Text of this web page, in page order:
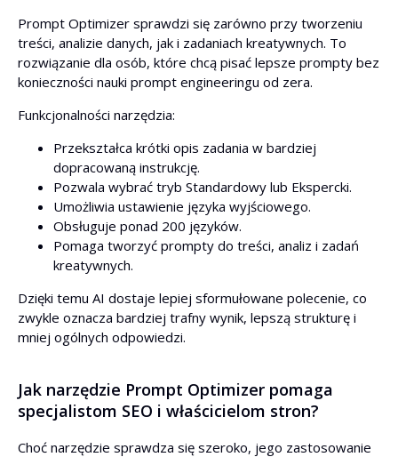
Prompt Optimizer sprawdzi się zarówno przy tworzeniu
treści, analizie danych, jak i zadaniach kreatywnych. To
rozwiązanie dla osób, które chcą pisać lepsze prompty bez
konieczności nauki prompt engineeringu od zera.
Funkcjonalności narzędzia:
Przekształca krótki opis zadania w bardziej
dopracowaną instrukcję.
Pozwala wybrać tryb Standardowy lub Ekspercki.
Umożliwia ustawienie języka wyjściowego.
Obsługuje ponad 200 języków.
Pomaga tworzyć prompty do treści, analiz i zadań
kreatywnych.
Dzięki temu AI dostaje lepiej sformułowane polecenie, co
zwykle oznacza bardziej trafny wynik, lepszą strukturę i
mniej ogólnych odpowiedzi.
Jak narzędzie Prompt Optimizer pomaga
specjalistom SEO i właścicielom stron?
Choć narzędzie sprawdza się szeroko, jego zastosowanie